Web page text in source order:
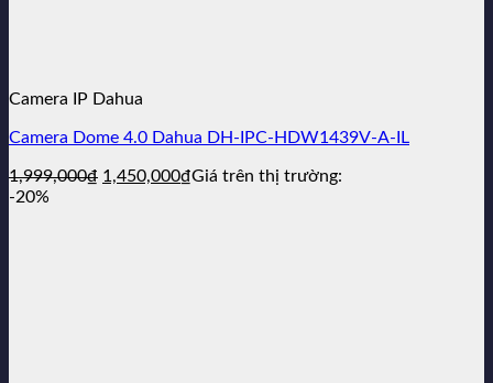
Camera IP Dahua
Camera Dome 4.0 Dahua DH-IPC-HDW1439V-A-IL
1,999,000₫ Giá
1,450,000₫Giá
Giá trên thị trường:
-20%